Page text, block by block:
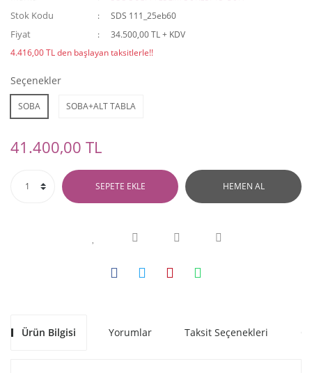
Stok Kodu SDS 111_25eb60
Fiyat
34.500,00 TL + KDV
4.416,00 TL den başlayan taksitlerle!!
Seçenekler
SOBA SOBA+ALT TABLA
41.400,00 TL
SEPETE EKLE HEMEN AL
Ürün Bilgisi Yorumlar Taksit Seçenekleri